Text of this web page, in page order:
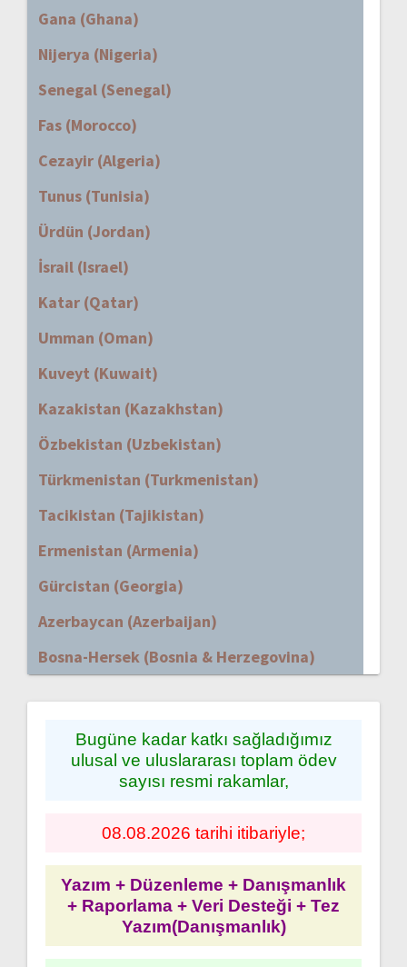
Gana (Ghana)
Nijerya (Nigeria)
Senegal (Senegal)
Fas (Morocco)
Cezayir (Algeria)
Tunus (Tunisia)
Ürdün (Jordan)
İsrail (Israel)
Katar (Qatar)
Umman (Oman)
Kuveyt (Kuwait)
Kazakistan (Kazakhstan)
Özbekistan (Uzbekistan)
Türkmenistan (Turkmenistan)
Tacikistan (Tajikistan)
Ermenistan (Armenia)
Gürcistan (Georgia)
Azerbaycan (Azerbaijan)
Bosna-Hersek (Bosnia & Herzegovina)
Bugüne kadar katkı sağladığımız
ulusal ve uluslararası toplam ödev
sayısı resmi rakamlar,
08.08.2026 tarihi itibariyle;
Yazım + Düzenleme + Danışmanlık
+ Raporlama + Veri Desteği + Tez
Yazım(Danışmanlık)